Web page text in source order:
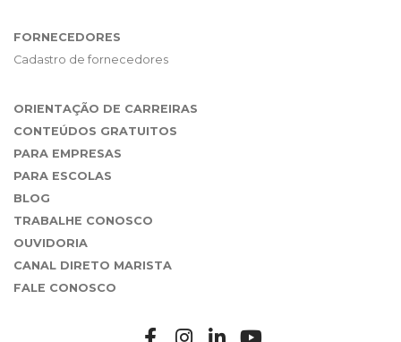
FORNECEDORES
Cadastro de fornecedores
ORIENTAÇÃO DE CARREIRAS
CONTEÚDOS GRATUITOS
PARA EMPRESAS
PARA ESCOLAS
BLOG
TRABALHE CONOSCO
OUVIDORIA
CANAL DIRETO MARISTA
FALE CONOSCO